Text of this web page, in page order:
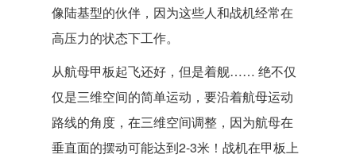
像陆基型的伙伴，因为这些人和战机经常在
高压力的状态下工作。
从航母甲板起飞还好，但是着舰…… 绝不仅
仅是三维空间的简单运动，要沿着航母运动
路线的角度，在三维空间调整，因为航母在
垂直面的摆动可能达到2-3米！战机在甲板上